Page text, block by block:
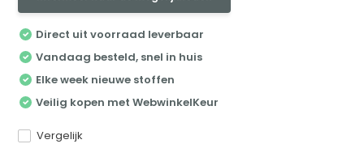
Direct uit voorraad leverbaar
Vandaag besteld, snel in huis
Elke week nieuwe stoffen
Veilig kopen met WebwinkelKeur
Vergelijk